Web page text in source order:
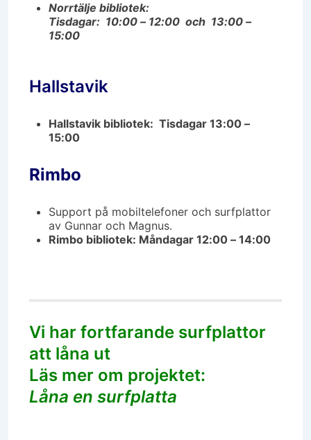
Norrtälje bibliotek:
Tisdagar: 10:00 – 12:00 och 13:00 –
15:00
Hallstavik
Hallstavik bibliotek: Tisdagar 13:00 –
15:00
Rimbo
Support på mobiltelefoner och surfplattor
av Gunnar och Magnus.
Rimbo bibliotek: Måndagar 12:00 – 14:00
Vi har fortfarande surfplattor
att låna ut
Läs mer om projektet:
Låna en surfplatta